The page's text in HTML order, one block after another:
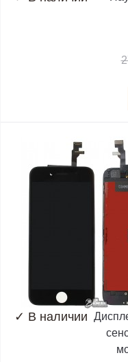
✓ В наличии